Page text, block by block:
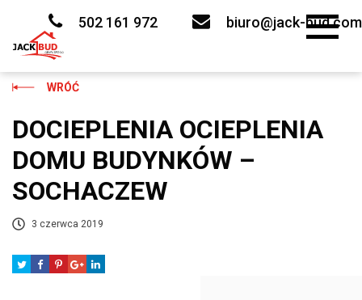
502 161 972 biuro@jack-bud.com
WRÓĆ
DOCIEPLENIA OCIEPLENIA
DOMU BUDYNKÓW –
SOCHACZEW
3 czerwca 2019